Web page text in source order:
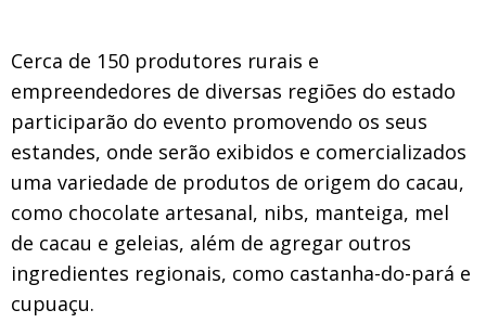
Cerca de 150 produtores rurais e
empreendedores de diversas regiões do estado
participarão do evento promovendo os seus
estandes, onde serão exibidos e comercializados
uma variedade de produtos de origem do cacau,
como chocolate artesanal, nibs, manteiga, mel
de cacau e geleias, além de agregar outros
ingredientes regionais, como castanha-do-pará e
cupuaçu.